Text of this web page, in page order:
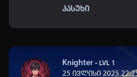
პასუხი
Knighter - LVL 1
25 ივლისი 2025